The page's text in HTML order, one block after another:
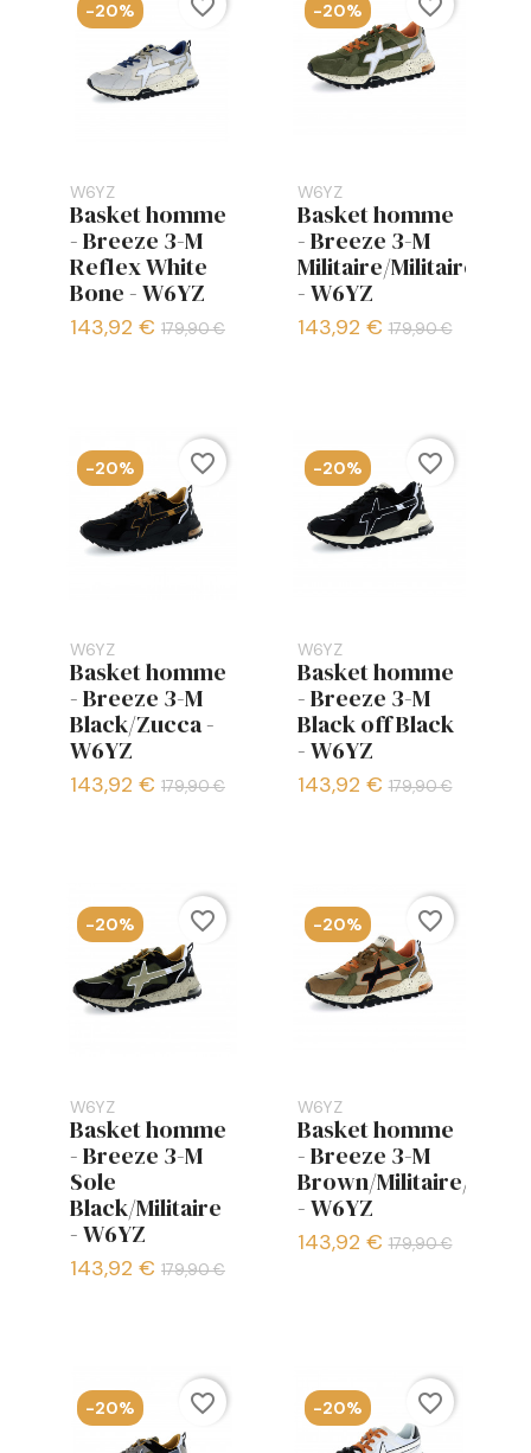
W6YZ
Basket homme
- Breeze 3-M
Reflex White
Bone - W6YZ
143,92 € 179,90 €
-20%
W6YZ
Basket homme
- Breeze 3-M
Militaire/Militaire
- W6YZ
143,92 €179,90 €
-20%
W6YZ
Basket homme
- Breeze 3-M
Black/Zucca -
W6YZ
143,92 € 179,90 €
-20% favorite_border
W6YZ
Basket homme
- Breeze 3-M
Black off Black
- W6YZ
143,92 €179,90 €
-20% favorite_border
W6YZ
Basket homme
- Breeze 3-M
Sole
Black/Militaire
- W6YZ
143,92 € 179,90 €
-20% favorite_border
W6YZ
Basket homme
- Breeze 3-M
Brown/Militaire/Beige
- W6YZ
143,92 €179,90 €
-20% favorite_border
-20% favorite_border -20% favorite_border